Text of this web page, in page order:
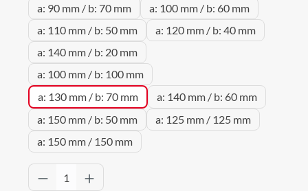
a: 90 mm / b: 70 mm
a: 100 mm / b: 60 mm
a: 110 mm / b: 50 mm
a: 120 mm / b: 40 mm
a: 140 mm / b: 20 mm
a: 100 mm / b: 100 mm
a: 130 mm / b: 70 mm
a: 140 mm / b: 60 mm
a: 150 mm / b: 50 mm
a: 125 mm / 125 mm
a: 150 mm / 150 mm
Produkt Anzahl: Gib den gewünschten